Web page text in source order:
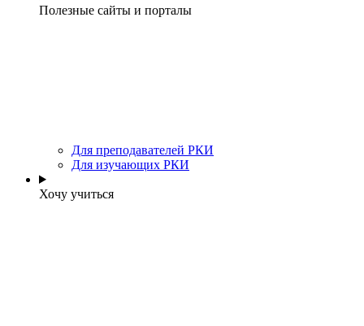
Полезные сайты и порталы
Для преподавателей РКИ
Для изучающих РКИ
Хочу учиться